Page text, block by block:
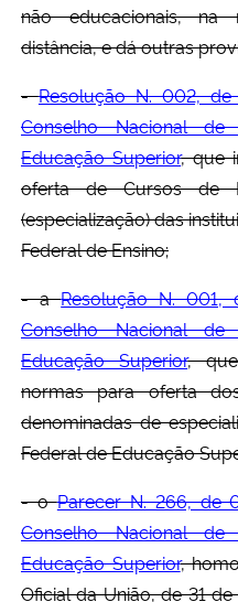
não educacionais, na
distância, e dá outras
-Resolução N. 002,
Conselho Nacional
Educação Superior, que
oferta de Cursos de
(especialização) das
Federal de Ensino;
- aResolução N.
Conselho Nacional
Educação Superior,
normas para oferta
denominadas de
Federal de Educação
- oParecer N. 266, de
Conselho Nacional
Educação Superior,
Oficial da União, de 31